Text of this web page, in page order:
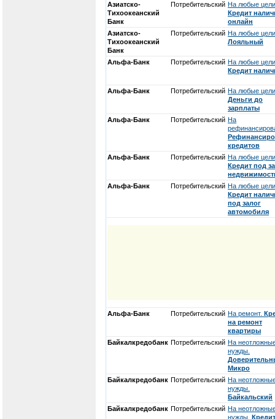
Азиатско-
Тихоокеанский
Банк
Потребительский На любые
Кредит
онлайн
Азиатско-
Тихоокеанский
Банк
Потребительский На любые
Лояльный
Альфа-Банк Потребительский На любые
Кредит
Альфа-Банк Потребительский На любые
Деньги до
зарплаты
Альфа-Банк
Потребительский На
кредитов
Альфа-Банк
Потребительский На любые
Кредит под
Альфа-Банк
Потребительский На любые
Кредит
под залог
автомобиля
Альфа-Банк Потребительский На ремонт.
на ремонт
квартиры
Байкалкредобанк Потребительский На
нужды.
Микро
Байкалкредобанк Потребительский На
нужды.
Байкальский
Байкалкредобанк Потребительский На
нужды. Кредит